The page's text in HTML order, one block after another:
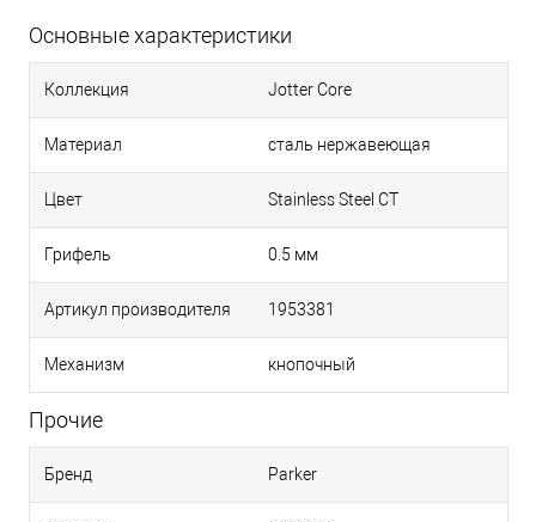
Основные характеристики
Коллекция Jotter Core
Материал сталь нержавеющая
Цвет Stainless Steel CT
Грифель 0.5 мм
Артикул производителя 1953381
Механизм кнопочный
Прочие
Бренд Parker